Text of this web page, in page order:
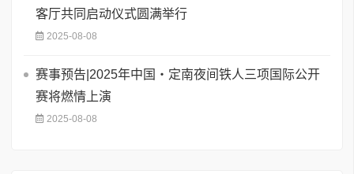
客厅共同启动仪式圆满举行
2025-08-08
赛事预告|2025年中国・定南夜间铁人三项国际公开
赛将燃情上演
2025-08-08